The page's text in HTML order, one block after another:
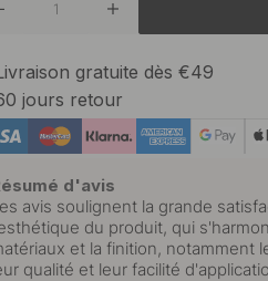
gratuite dès €49
jours retour
d'avis
avis soulignent la grande
du produit, qui
et la finition, notamment
qualité et leur facilité